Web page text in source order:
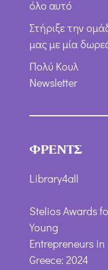
όλο αυτό
Στήριξε την
μας με μία
Πολύ Κουλ
Newsletter
ΦΡΕΝΤΣ
Library4all
Stelios Awards
Young
Entrepreneurs in
Greece: 2024